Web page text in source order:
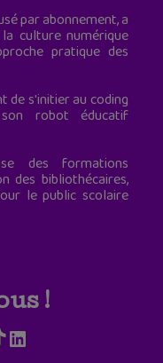
par abonnement, a
culture numérique
pratique des
de s'initier au coding
robot éducatif
des formations
des bibliothécaires,
le public scolaire
!
LinkedIn